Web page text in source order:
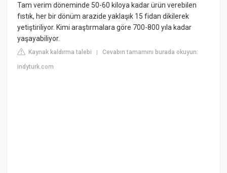
Tam verim döneminde 50-60 kiloya kadar ürün verebilen
fıstık, her bir dönüm arazide yaklaşık 15 fidan dikilerek
yetiştiriliyor. Kimi araştırmalara göre 700-800 yıla kadar
yaşayabiliyor.
Kaynak kaldırma talebi |Cevabın tamamını burada okuyun:
indyturk.com